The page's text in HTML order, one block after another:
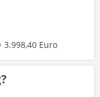
3.998,40 Euro